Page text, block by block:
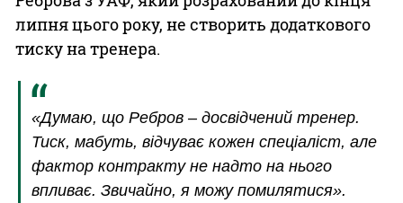
липня цього року, не створить додаткового
тиску на тренера.
«Думаю, що Ребров – досвідчений тренер.
Тиск, мабуть, відчуває кожен спеціаліст, але
фактор контракту не надто на нього
впливає. Звичайно, я можу помилятися».